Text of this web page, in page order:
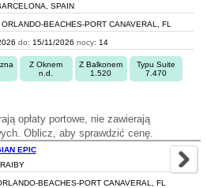
SPAIN
ORLANDO-BEACHES-PORT CANAVERAL, FL
do: 15/11/2026 nocy: 14
Z Oknem
n.d.
Z Balkonem
1.520
Typu Suite
7.470
opłaty portowe, nie zawierają
Oblicz, aby sprawdzić cenę.
EPIC
BEACHES-PORT CANAVERAL, FL